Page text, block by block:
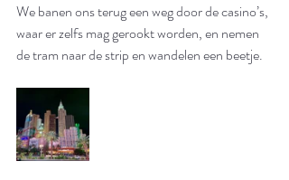
We banen ons terug een weg door de casino’s,
waar er zelfs mag gerookt worden, en nemen
de tram naar de strip en wandelen een beetje.